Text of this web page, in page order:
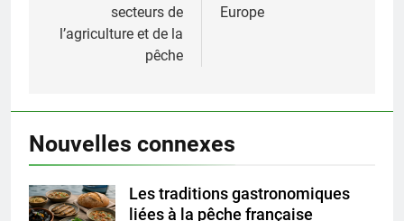
secteurs de
l’agriculture et de la
pêche
Europe
Nouvelles connexes
Les traditions gastronomiques
liées à la pêche française